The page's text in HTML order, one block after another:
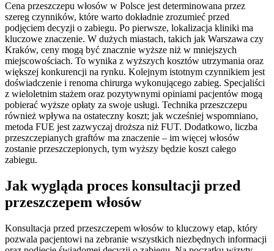
Cena przeszczepu włosów w Polsce jest determinowana przez
szereg czynników, które warto dokładnie zrozumieć przed
podjęciem decyzji o zabiegu. Po pierwsze, lokalizacja kliniki ma
kluczowe znaczenie. W dużych miastach, takich jak Warszawa czy
Kraków, ceny mogą być znacznie wyższe niż w mniejszych
miejscowościach. To wynika z wyższych kosztów utrzymania oraz
większej konkurencji na rynku. Kolejnym istotnym czynnikiem jest
doświadczenie i renoma chirurga wykonującego zabieg. Specjaliści
z wieloletnim stażem oraz pozytywnymi opiniami pacjentów mogą
pobierać wyższe opłaty za swoje usługi. Technika przeszczepu
również wpływa na ostateczny koszt; jak wcześniej wspomniano,
metoda FUE jest zazwyczaj droższa niż FUT. Dodatkowo, liczba
przeszczepianych graftów ma znaczenie – im więcej włosów
zostanie przeszczepionych, tym wyższy będzie koszt całego
zabiegu.
Jak wygląda proces konsultacji przed
przeszczepem włosów
Konsultacja przed przeszczepem włosów to kluczowy etap, który
pozwala pacjentowi na zebranie wszystkich niezbędnych informacji